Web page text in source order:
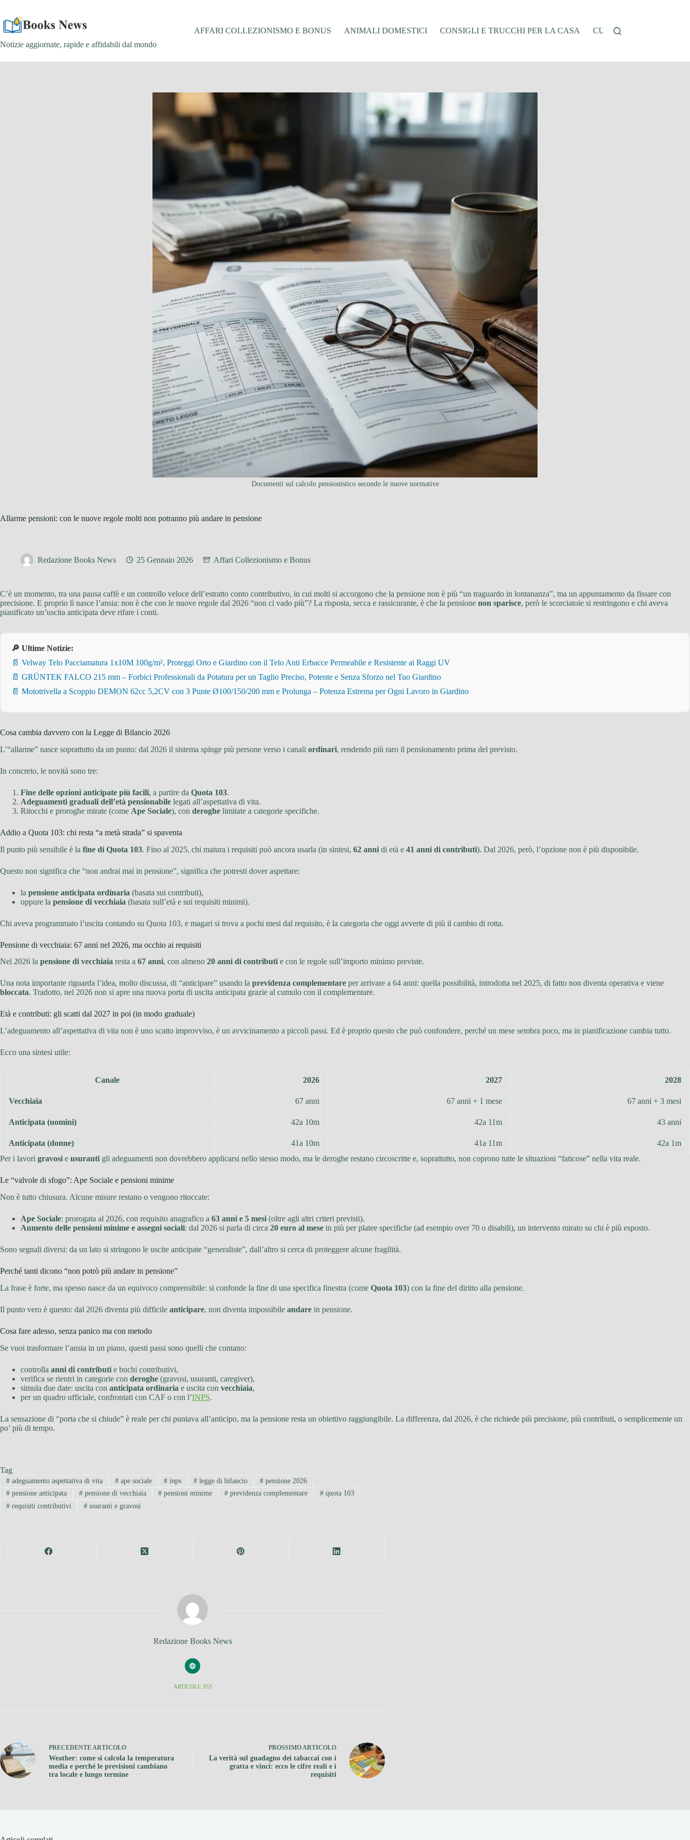
contenuto
Notizie aggiornate, rapide e affidabili dal mondo
AFFARI COLLEZIONISMO E BONUS ANIMALI DOMESTICI CONSIGLI E TRUCCHI PER LA CASA CUCINA E RICETTE
Documenti sul calcolo pensionistico secondo le nuove normative
Allarme pensioni: con le nuove regole molti non potranno più andare in pensione
Redazione Books News 25 Gennaio 2026 Affari Collezionismo e Bonus
C’è un momento, tra una pausa caffè e un controllo veloce dell’estratto conto contributivo, in cui molti si accorgono che la pensione non è più “un traguardo in lontananza”, ma un appuntamento da fissare con
precisione. E proprio lì nasce l’ansia: non è che con le nuove regole dal 2026 “non ci vado più”? La risposta, secca e rassicurante, è che la pensione non sparisce, però le scorciatoie si restringono e chi aveva
pianificato un’uscita anticipata deve rifare i conti.
🔎 Ultime Notizie:
📄 Velway Telo Pacciamatura 1x10M 100g/m², Proteggi Orto e Giardino con il Telo Anti Erbacce Permeabile e Resistente ai Raggi UV
📄 GRÜNTEK FALCO 215 mm – Forbici Professionali da Potatura per un Taglio Preciso, Potente e Senza Sforzo nel Tuo Giardino
📄 Mototrivella a Scoppio DEMON 62cc 5,2CV con 3 Punte Ø100/150/200 mm e Prolunga – Potenza Estrema per Ogni Lavoro in Giardino
Cosa cambia davvero con la Legge di Bilancio 2026
L’“allarme” nasce soprattutto da un punto: dal 2026 il sistema spinge più persone verso i canali ordinari, rendendo più raro il pensionamento prima del previsto.
In concreto, le novità sono tre:
Fine delle opzioni anticipate più facili, a partire da Quota 103.
Adeguamenti graduali dell’età pensionabile legati all’aspettativa di vita.
Ritocchi e proroghe mirate (come Ape Sociale), con deroghe limitate a categorie specifiche.
Addio a Quota 103: chi resta “a metà strada” si spaventa
Il punto più sensibile è la fine di Quota 103. Fino al 2025, chi matura i requisiti può ancora usarla (in sintesi, 62 anni di età e 41 anni di contributi). Dal 2026, però, l’opzione non è più disponibile.
Questo non significa che “non andrai mai in pensione”, significa che potresti dover aspettare:
la pensione anticipata ordinaria (basata sui contributi),
oppure la pensione di vecchiaia (basata sull’età e sui requisiti minimi).
Chi aveva programmato l’uscita contando su Quota 103, e magari si trova a pochi mesi dal requisito, è la categoria che oggi avverte di più il cambio di rotta.
Pensione di vecchiaia: 67 anni nel 2026, ma occhio ai requisiti
Nel 2026 la pensione di vecchiaia resta a 67 anni, con almeno 20 anni di contributi e con le regole sull’importo minimo previste.
Una nota importante riguarda l’idea, molto discussa, di “anticipare” usando la previdenza complementare per arrivare a 64 anni: quella possibilità, introdotta nel 2025, di fatto non diventa operativa e viene
bloccata. Tradotto, nel 2026 non si apre una nuova porta di uscita anticipata grazie al cumulo con il complementare.
Età e contributi: gli scatti dal 2027 in poi (in modo graduale)
L’adeguamento all’aspettativa di vita non è uno scatto improvviso, è un avvicinamento a piccoli passi. Ed è proprio questo che può confondere, perché un mese sembra poco, ma in pianificazione cambia tutto.
Ecco una sintesi utile:
Canale 2026 2027 2028
Vecchiaia 67 anni 67 anni + 1 mese 67 anni + 3 mesi
Anticipata (uomini) 42a 10m 42a 11m 43 anni
Anticipata (donne) 41a 10m 41a 11m
42a 1m
Per i lavori gravosi e usuranti gli adeguamenti non dovrebbero applicarsi nello stesso modo, ma le deroghe restano circoscritte e, soprattutto, non coprono tutte le situazioni “faticose” nella vita reale.
Le “valvole di sfogo”: Ape Sociale e pensioni minime
Non è tutto chiusura. Alcune misure restano o vengono ritoccate:
Ape Sociale: prorogata al 2026, con requisito anagrafico a 63 anni e 5 mesi (oltre agli altri criteri previsti).
Aumento delle pensioni minime e assegni sociali: dal 2026 si parla di circa 20 euro al mese in più per platee specifiche (ad esempio over 70 o disabili), un intervento mirato su chi è più esposto.
Sono segnali diversi: da un lato si stringono le uscite anticipate “generaliste”, dall’altro si cerca di proteggere alcune fragilità.
Perché tanti dicono “non potrò più andare in pensione”
La frase è forte, ma spesso nasce da un equivoco comprensibile: si confonde la fine di una specifica finestra (come Quota 103) con la fine del diritto alla pensione.
Il punto vero è questo: dal 2026 diventa più difficile anticipare, non diventa impossibile andare in pensione.
Cosa fare adesso, senza panico ma con metodo
Se vuoi trasformare l’ansia in un piano, questi passi sono quelli che contano:
controlla anni di contributi e buchi contributivi,
verifica se rientri in categorie con deroghe (gravosi, usuranti, caregiver),
simula due date: uscita con anticipata ordinaria e uscita con vecchiaia,
per un quadro ufficiale, confrontati con CAF o con l’INPS.
La sensazione di “porta che si chiude” è reale per chi puntava all’anticipo, ma la pensione resta un obiettivo raggiungibile. La differenza, dal 2026, è che richiede più precisione, più contributi, o semplicemente un
po’ più di tempo.
Tag
#adeguamento aspettativa di vita #ape sociale # inps # legge di bilancio # pensione 2026
#pensione anticipata #pensione di vecchiaia # pensioni minime # previdenza complementare # quota 103
#requisiti contributivi #usuranti e gravosi
Redazione Books News
ARTICOLI: 353
PRECEDENTE ARTICOLO
Weather: come si calcola la temperatura
media e perché le previsioni cambiano
tra locale e lungo termine
PROSSIMO ARTICOLO
La verità sul guadagno dei tabaccai con i
gratta e vinci: ecco le cifre reali e i
requisiti